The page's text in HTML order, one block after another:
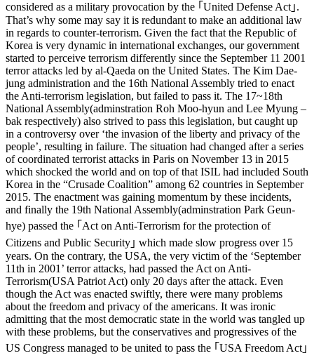
considered as a military provocation by the ｢United Defense Act｣.
That’s why some may say it is redundant to make an additional law
in regards to counter-terrorism. Given the fact that the Republic of
Korea is very dynamic in international exchanges, our government
started to perceive terrorism differently since the September 11 2001
terror attacks led by al-Qaeda on the United States. The Kim Dae-
jung administration and the 16th National Assembly tried to enact
the Anti-terrorism legislation, but failed to pass it. The 17~18th
National Assembly(adminstration Roh Moo-hyun and Lee Myung –
bak respectively) also strived to pass this legislation, but caught up
in a controversy over ‘the invasion of the liberty and privacy of the
people’, resulting in failure. The situation had changed after a series
of coordinated terrorist attacks in Paris on November 13 in 2015
which shocked the world and on top of that ISIL had included South
Korea in the “Crusade Coalition” among 62 countries in September
2015. The enactment was gaining momentum by these incidents,
and finally the 19th National Assembly(adminstration Park Geun-
hye) passed the ｢Act on Anti-Terrorism for the protection of
Citizens and Public Security｣ which made slow progress over 15
years. On the contrary, the USA, the very victim of the ‘September
11th in 2001’ terror attacks, had passed the Act on Anti-
Terrorism(USA Patriot Act) only 20 days after the attack. Even
though the Act was enacted swiftly, there were many problems
about the freedom and privacy of the americans. It was ironic
admitting that the most democratic state in the world was tangled up
with these problems, but the conservatives and progressives of the
US Congress managed to be united to pass the ｢USA Freedom Act｣